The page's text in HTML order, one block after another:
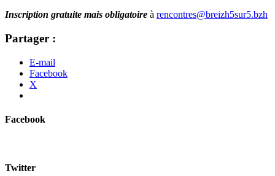
Inscription gratuite mais obligatoire à rencontres@breizh5sur5.bzh
Partager :
E-mail
Facebook
X
Facebook
Twitter